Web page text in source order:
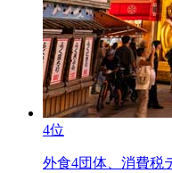
4位
外食4団体、消費税